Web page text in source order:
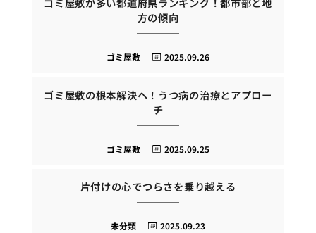
方の傾向
2025.09.26
ゴミ屋敷
ゴミ屋敷の根本解決へ！うつ病の治療とアプロー
チ
2025.09.25
ゴミ屋敷
片付けの心でつらさを乗り越える
2025.09.23
未分類